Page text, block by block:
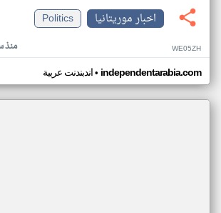
اخبار موريتانيا
Politics
منذ WE05ZH
اندبندنت عربية• independentarabia.com